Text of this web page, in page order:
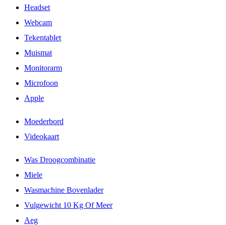
Headset
Webcam
Tekentablet
Muismat
Monitorarm
Microfoon
Apple
Moederbord
Videokaart
Was Droogcombinatie
Miele
Wasmachine Bovenlader
Vulgewicht 10 Kg Of Meer
Aeg